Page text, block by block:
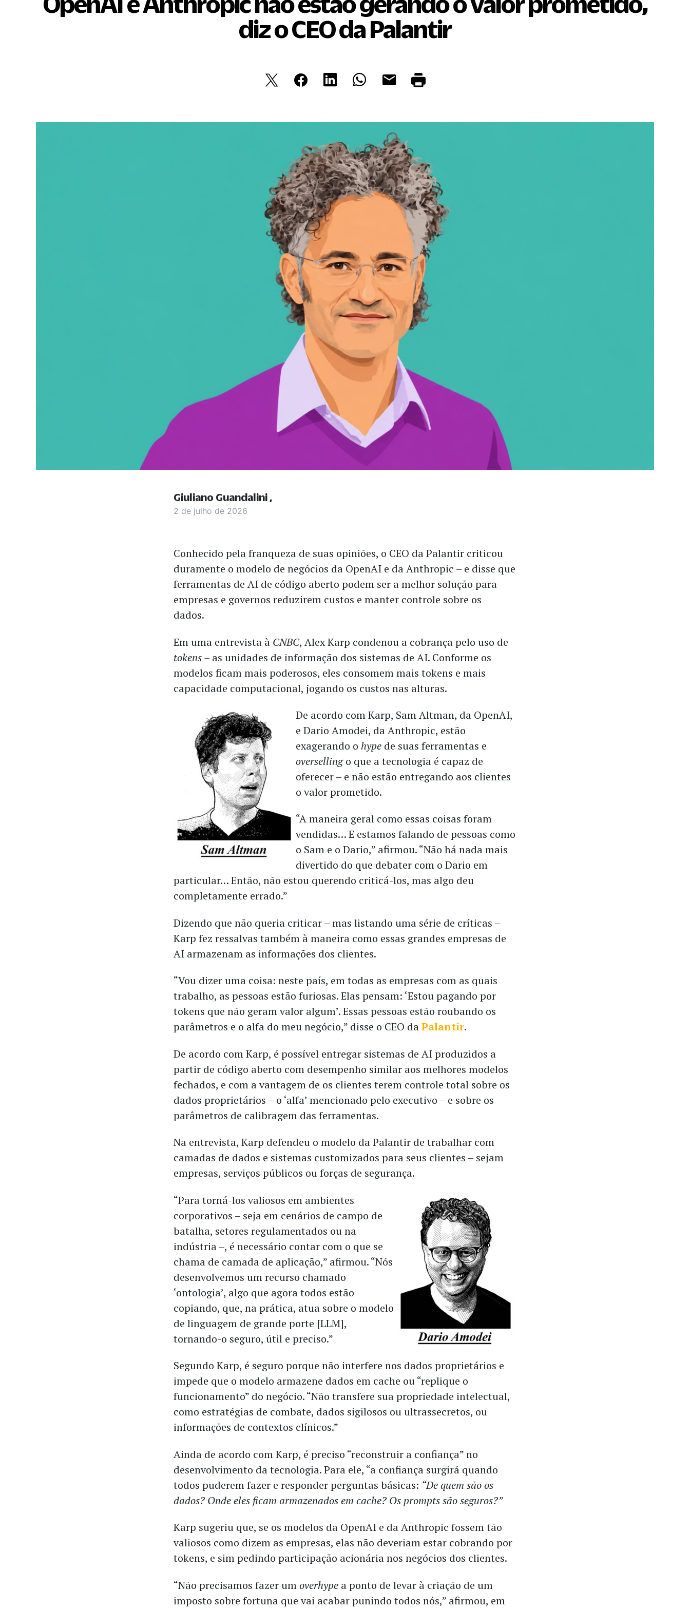
diz o CEO da Palantir
2 de julho de 2026
Conhecido pela franqueza de suas opiniões, o CEO da Palantir criticou
duramente o modelo de negócios da OpenAI e da Anthropic – e disse que
ferramentas de AI de código aberto podem ser a melhor solução para
empresas e governos reduzirem custos e manter controle sobre os
dados.
Em uma entrevista à CNBC, Alex Karp condenou a cobrança pelo uso de
tokens – as unidades de informação dos sistemas de AI. Conforme os
modelos ficam mais poderosos, eles consomem mais tokens e mais
capacidade computacional, jogando os custos nas alturas.
De acordo com Karp, Sam Altman, da OpenAI,
e Dario Amodei, da Anthropic, estão
exagerando o hype de suas ferramentas e
oversellingo que a tecnologia é capaz de
oferecer – e não estão entregando aos clientes
o valor prometido.
“A maneira geral como essas coisas foram
vendidas… E estamos falando de pessoas como
o Sam e o Dario,” afirmou. “Não há nada mais
divertido do que debater com o Dario em
particular… Então, não estou querendo criticá-los, mas algo deu
completamente errado.”
Dizendo que não queria criticar – mas listando uma série de críticas –
Karp fez ressalvas também à maneira como essas grandes empresas de
AI armazenam as informações dos clientes.
“Vou dizer uma coisa: neste país, em todas as empresas com as quais
trabalho, as pessoas estão furiosas. Elas pensam: ‘Estou pagando por
tokens que não geram valor algum’. Essas pessoas estão roubando os
parâmetros e o alfa do meu negócio,” disse o CEO daPalantir.
De acordo com Karp, é possível entregar sistemas de AI produzidos a
partir de código aberto com desempenho similar aos melhores modelos
fechados, e com a vantagem de os clientes terem controle total sobre os
dados proprietários – o ‘alfa’ mencionado pelo executivo – e sobre os
parâmetros de calibragem das ferramentas.
Na entrevista, Karp defendeu o modelo da Palantir de trabalhar com
camadas de dados e sistemas customizados para seus clientes – sejam
empresas, serviços públicos ou forças de segurança.
“Para torná-los valiosos em ambientes
corporativos – seja em cenários de campo de
batalha, setores regulamentados ou na
indústria –, é necessário contar com o que se
chama de camada de aplicação,” afirmou. “Nós
desenvolvemos um recurso chamado
‘ontologia’, algo que agora todos estão
copiando, que, na prática, atua sobre o modelo
de linguagem de grande porte [LLM],
tornando-o seguro, útil e preciso.”
Segundo Karp, é seguro porque não interfere nos dados proprietários e
impede que o modelo armazene dados em cache ou “replique o
funcionamento” do negócio. “Não transfere sua propriedade intelectual,
como estratégias de combate, dados sigilosos ou ultrassecretos, ou
informações de contextos clínicos.”
Ainda de acordo com Karp, é preciso “reconstruir a confiança” no
desenvolvimento da tecnologia. Para ele, “a confiança surgirá quando
todos puderem fazer e responder perguntas básicas: “De quem são os
dados? Onde eles ficam armazenados em cache? Os prompts são seguros?”
Karp sugeriu que, se os modelos da OpenAI e da Anthropic fossem tão
valiosos como dizem as empresas, elas não deveriam estar cobrando por
tokens, e sim pedindo participação acionária nos negócios dos clientes.
“Não precisamos fazer umoverhype a ponto de levar à criação de um
imposto sobre fortuna que vai acabar punindo todos nós,” afirmou, em
Giuliano Guandalini